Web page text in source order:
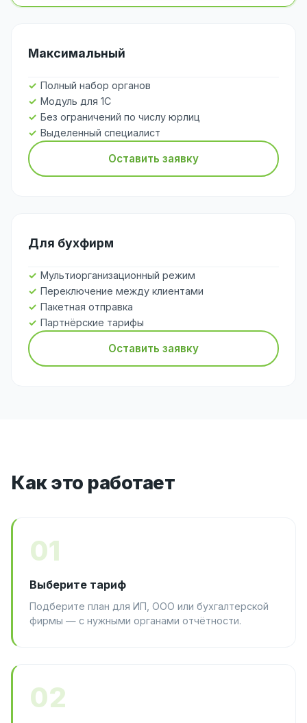
Максимальный
Полный набор органов
Модуль для 1С
Без ограничений по числу юрлиц
Выделенный специалист
Оставить заявку
Для бухфирм
Мультиорганизационный режим
Переключение между клиентами
Пакетная отправка
Партнёрские тарифы
Оставить заявку
Как это работает
01
Выберите тариф
Подберите план для ИП, ООО или бухгалтерской
фирмы — с нужными органами отчётности.
02